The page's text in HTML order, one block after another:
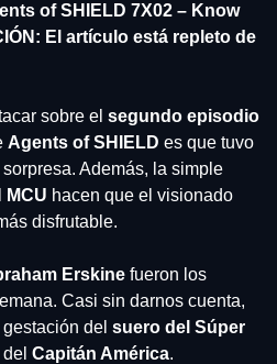
of SHIELD 7X02 – Know
El artículo está repleto de
sobre el segundo episodio
Agents of SHIELD es que tuvo
Además, la simple
MCU hacen que el visionado
disfrutable.
Erskine fueron los
Casi sin darnos cuenta,
del suero del Súper
Capitán América.